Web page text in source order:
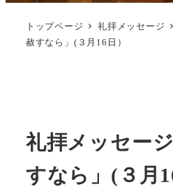
トップページ 礼拝メッセージ
赦すなら」(３月16日）
礼拝メッセー
すなら」(３月